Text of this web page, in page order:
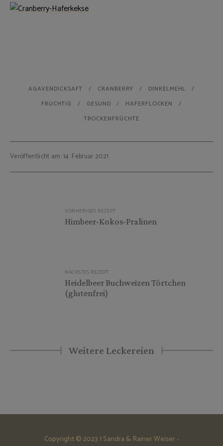
AGAVENDICKSAFT CRANBERRY
DINKELMEHL
FRUCHTIG
GESUND
HAFERFLOCKEN
TROCKENFRÜCHTE
Veröffentlicht am: 14. Februar 2021
VORHERIGES REZEPT
Himbeer-Kokos-Pralinen
NÄCHSTES REZEPT
Heidelbeer Buchweizen Törtchen
(glutenfrei)
Weitere Leckereien
Copyright © 2023 | Sandra & Rainer Weiser -